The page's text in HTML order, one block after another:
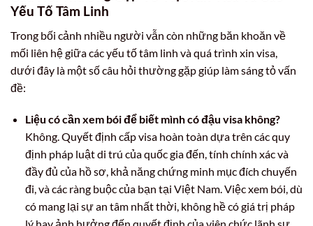
Yếu Tố Tâm Linh
Trong bối cảnh nhiều người vẫn còn những băn khoăn về
mối liên hệ giữa các yếu tố tâm linh và quá trình xin visa,
dưới đây là một số câu hỏi thường gặp giúp làm sáng tỏ vấn
đề:
Liệu có cần xem bói để biết mình có đậu visa không?
Không. Quyết định cấp visa hoàn toàn dựa trên các quy
định pháp luật di trú của quốc gia đến, tính chính xác và
đầy đủ của hồ sơ, khả năng chứng minh mục đích chuyến
đi, và các ràng buộc của bạn tại Việt Nam. Việc xem bói, dù
có mang lại sự an tâm nhất thời, không hề có giá trị pháp